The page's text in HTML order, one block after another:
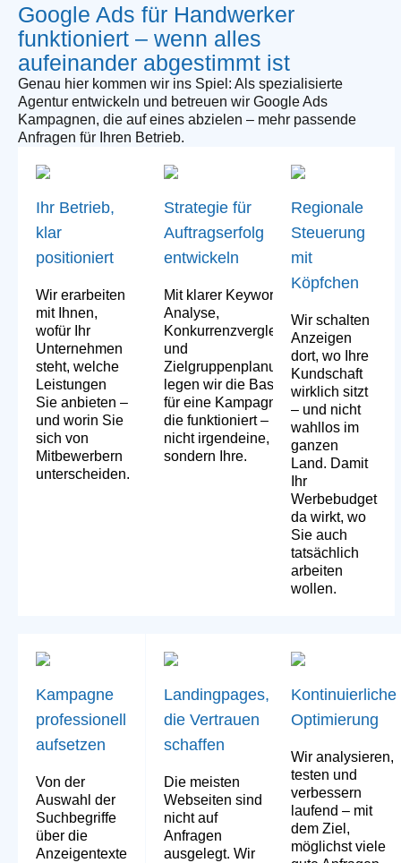
Google Ads für Handwerker
funktioniert – wenn alles
aufeinander abgestimmt ist
Genau hier kommen wir ins Spiel: Als spezialisierte
Agentur entwickeln und betreuen wir Google Ads
Kampagnen, die auf eines abzielen – mehr passende
Anfragen für Ihren Betrieb.
Ihr Betrieb,
klar
positioniert
Wir erarbeiten
mit Ihnen,
wofür Ihr
Unternehmen
steht, welche
Leistungen
Sie anbieten –
und worin Sie
sich von
Mitbewerbern
unterscheiden.
Strategie für
Auftragserfolg
entwickeln
Mit klarer Keyword-
Analyse,
Konkurrenzvergleich
und
Zielgruppenplanung
legen wir die Basis
für eine Kampagne,
die funktioniert –
nicht irgendeine,
sondern Ihre.
Regionale
Steuerung
mit
Köpfchen
Wir schalten
Anzeigen
dort, wo Ihre
Kundschaft
wirklich sitzt
– und nicht
wahllos im
ganzen
Land. Damit
Ihr
Werbebudget
da wirkt, wo
Sie auch
tatsächlich
arbeiten
wollen.
Kampagne
professionell
aufsetzen
Von der
Auswahl der
Suchbegriffe
über die
Anzeigentexte
Landingpages,
die Vertrauen
schaffen
Die meisten
Webseiten sind
nicht auf
Anfragen
ausgelegt. Wir
Kontinuierliche
Optimierung
Wir analysieren,
testen und
verbessern
laufend – mit
dem Ziel,
möglichst viele